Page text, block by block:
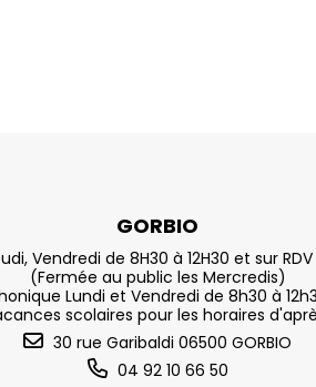
GORBIO
Vendredi de 8H30 à 12H30 et sur RDV
(Fermée au public les Mercredis)
Lundi et Vendredi de 8h30 à
scolaires pour les horaires
30 rue Garibaldi 06500 GORBIO
04 92 10 66 50